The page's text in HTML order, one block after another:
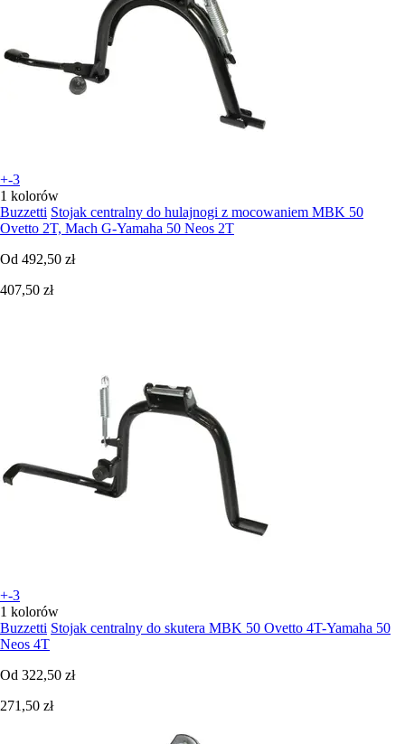
+-3
1 kolorów
Buzzetti Stojak centralny do hulajnogi z mocowaniem MBK 50
Ovetto 2T, Mach G-Yamaha 50 Neos 2T
Od 492,50 zł
407,50 zł
+-3
1 kolorów
Buzzetti Stojak centralny do skutera MBK 50 Ovetto 4T-Yamaha 50
Neos 4T
Od 322,50 zł
271,50 zł